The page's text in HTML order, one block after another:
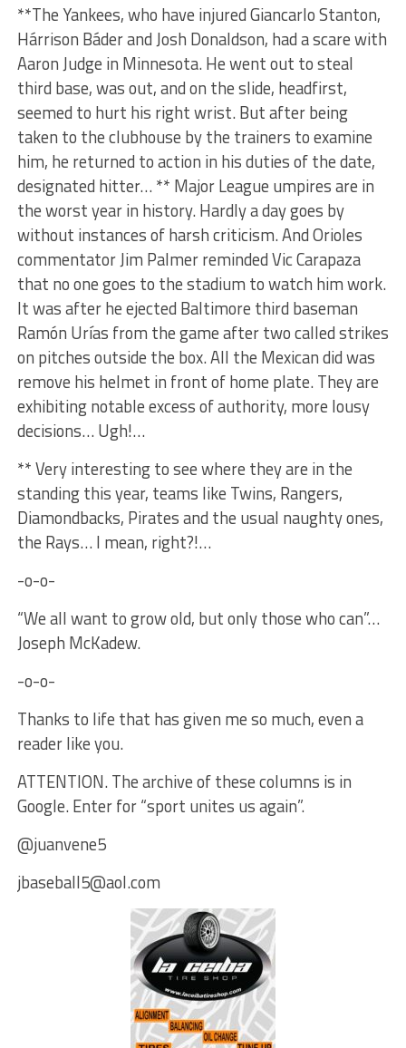
**The Yankees, who have injured Giancarlo Stanton,
Hárrison Báder and Josh Donaldson, had a scare with
Aaron Judge in Minnesota. He went out to steal
third base, was out, and on the slide, headfirst,
seemed to hurt his right wrist. But after being
taken to the clubhouse by the trainers to examine
him, he returned to action in his duties of the date,
designated hitter… ** Major League umpires are in
the worst year in history. Hardly a day goes by
without instances of harsh criticism. And Orioles
commentator Jim Palmer reminded Vic Carapaza
that no one goes to the stadium to watch him work.
It was after he ejected Baltimore third baseman
Ramón Urías from the game after two called strikes
on pitches outside the box. All the Mexican did was
remove his helmet in front of home plate. They are
exhibiting notable excess of authority, more lousy
decisions… Ugh!…
** Very interesting to see where they are in the
standing this year, teams like Twins, Rangers,
Diamondbacks, Pirates and the usual naughty ones,
the Rays… I mean, right?!…
-o-o-
“We all want to grow old, but only those who can”…
Joseph McKadew.
-o-o-
Thanks to life that has given me so much, even a
reader like you.
ATTENTION. The archive of these columns is in
Google. Enter for “sport unites us again”.
@juanvene5
jbaseball5@aol.com